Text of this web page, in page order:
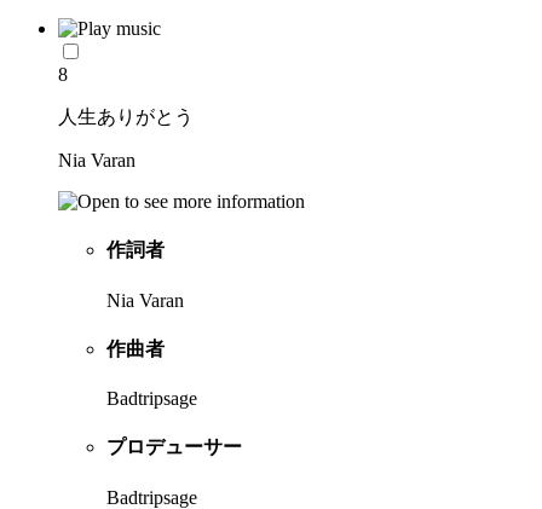
8
人生ありがとう
Nia Varan
作詞者
Nia Varan
作曲者
Badtripsage
プロデューサー
Badtripsage